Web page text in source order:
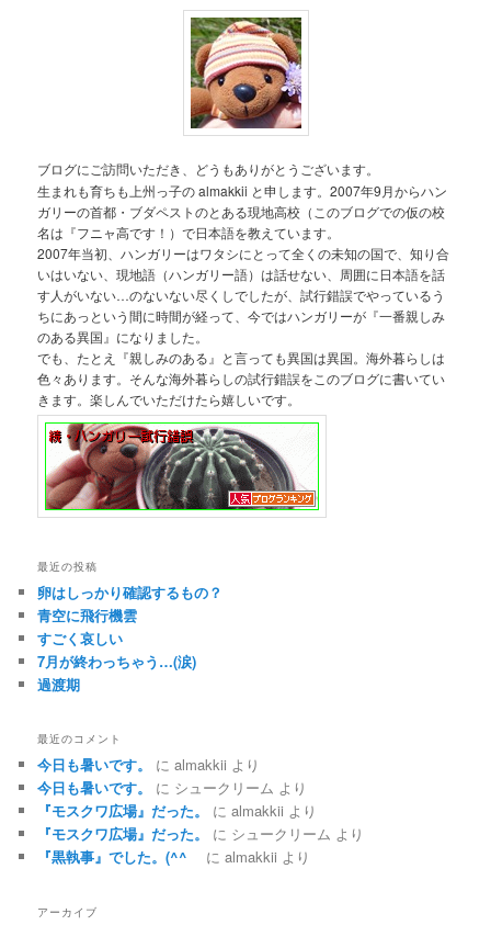
ブログにご訪問いただき、どうもありがとうございます。
生まれも育ちも上州っ子の almakkii と申します。2007年9月からハン
ガリーの首都・ブダペストのとある現地高校（このブログでの仮の校
名は『フニャ高です！）で日本語を教えています。
2007年当初、ハンガリーはワタシにとって全くの未知の国で、知り合
いはいない、現地語（ハンガリー語）は話せない、周囲に日本語を話
す人がいない…のないない尽くしでしたが、試行錯誤でやっているう
ちにあっという間に時間が経って、今ではハンガリーが『一番親しみ
のある異国』になりました。
でも、たとえ『親しみのある』と言っても異国は異国。海外暮らしは
色々あります。そんな海外暮らしの試行錯誤をこのブログに書いてい
きます。楽しんでいただけたら嬉しいです。
最近の投稿
卵はしっかり確認するもの？
青空に飛行機雲
すごく哀しい
7月が終わっちゃう…(涙)
過渡期
最近のコメント
今日も暑いです。 にalmakkii より
今日も暑いです。
に シュークリーム より
『モスクワ広場』だった。
にalmakkii より
『モスクワ広場』だった。
に シュークリーム より
『黒執事』でした。(^^ゞ
にalmakkii より
アーカイブ